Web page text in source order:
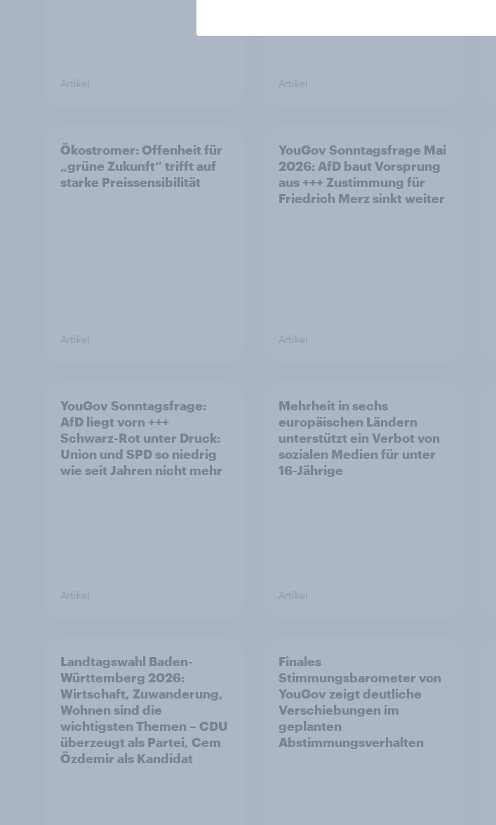
Artikel Artikel
Ökostromer: Offenheit für
„grüne Zukunft“ trifft auf
starke Preissensibilität
Artikel
YouGov Sonntagsfrage Mai
2026: AfD baut Vorsprung
aus +++ Zustimmung für
Friedrich Merz sinkt weiter
Artikel
YouGov Sonntagsfrage:
AfD liegt vorn +++
Schwarz-Rot unter Druck:
Union und SPD so niedrig
wie seit Jahren nicht mehr
Artikel
Mehrheit in sechs
europäischen Ländern
unterstützt ein Verbot von
sozialen Medien für unter
16-Jährige
Artikel
Landtagswahl Baden-
Württemberg 2026:
Wirtschaft, Zuwanderung,
Wohnen sind die
wichtigsten Themen – CDU
überzeugt als Partei, Cem
Özdemir als Kandidat
Finales
Stimmungsbarometer von
YouGov zeigt deutliche
Verschiebungen im
geplanten
Abstimmungsverhalten